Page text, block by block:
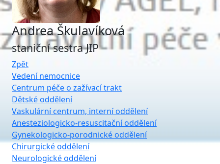
Andrea Škulavíková
staniční sestra JIP
Zpět
Vedení nemocnice
Centrum péče o zažívací trakt
Dětské oddělení
Vaskulární centrum, interní oddělení
Anesteziologicko-resuscitační oddělení
Gynekologicko-porodnické oddělení
Chirurgické oddělení
Neurologické oddělení